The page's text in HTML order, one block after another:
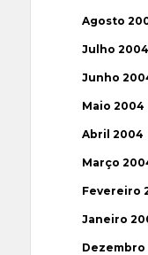
Agosto
Julho 2004
Junho
Maio 2004
Abril 2004
Março
Fevereiro
Janeiro
Dezembro